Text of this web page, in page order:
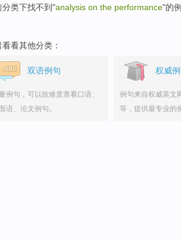
分类下找不到"analysis on the performance"的
看其他分类：
双语例句
例句，可以按难度查看口语、
语、论文例句。
权威
例句来自权威英文
等，提供最专业的